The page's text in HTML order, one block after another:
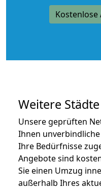
Weitere
Unsere geprüften
Ihnen
Ihre Bedürfnisse
Angebote sind
Sie einen Umzug
außerhalb Ihres